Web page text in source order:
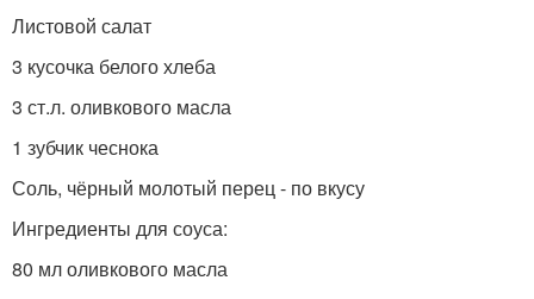
Листовой салат
3 кусочка белого хлеба
3 ст.л. оливкового масла
1 зубчик чеснока
Соль, чёрный молотый перец - по вкусу
Ингредиенты для соуса:
80 мл оливкового масла